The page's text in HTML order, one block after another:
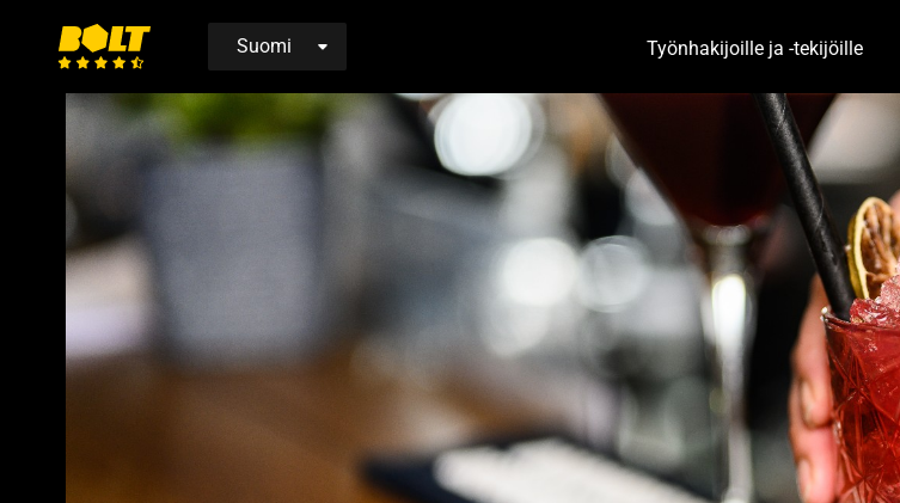
Siirry
etusivulle
Työnhakijoille ja -tekijöille